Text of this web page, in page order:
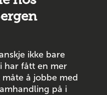
ikke bare
har fått en mer
å jobbe med
på i